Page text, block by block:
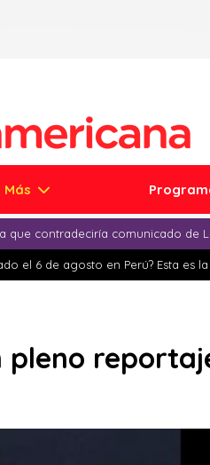
Más
que contradeciría comunicado de
el 6 de agosto en Perú? Esta es
pleno